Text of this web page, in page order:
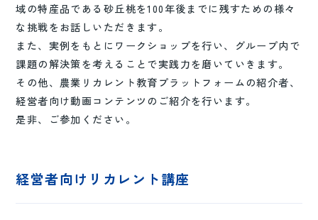
域の特産品である砂丘桃を100年後までに残すための様々
な挑戦をお話しいただきます。
また、実例をもとにワークショップを行い、グループ内で
課題の解決策を考えることで実践力を磨いていきます。
その他、農業リカレント教育プラットフォームの紹介者、
経営者向け動画コンテンツのご紹介を行います。
是非、ご参加ください。
経営者向けリカレント講座